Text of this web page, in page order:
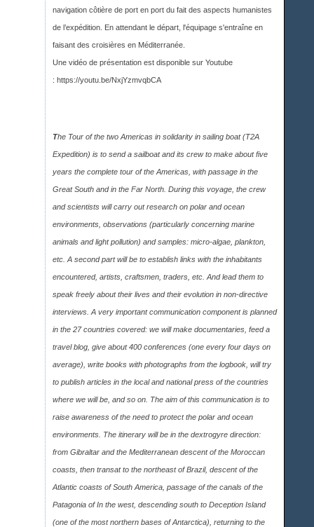
navigation côtière de port en port du fait des aspects humanistes
de l’expédition. En attendant le départ, l'équipage s'entraîne en
faisant des croisières en Méditerranée.
Une vidéo de présentation est disponible sur Youtube
: https://youtu.be/NxjYzmvqbCA
The Tour of the two Americas in solidarity in sailing boat (T2A
Expedition) is to send a sailboat and its crew to make about five
years the complete tour of the Americas, with passage in the
Great South and in the Far North. During this voyage, the crew
and scientists will carry out research on polar and ocean
environments, observations (particularly concerning marine
animals and light pollution) and samples: micro-algae, plankton,
etc. A second part will be to establish links with the inhabitants
encountered, artists, craftsmen, traders, etc. And lead them to
speak freely about their lives and their evolution in non-directive
interviews. A very important communication component is planned
in the 27 countries covered: we will make documentaries, feed a
travel blog, give about 400 conferences (one every four days on
average), write books with photographs from the logbook, will try
to publish articles in the local and national press of the countries
where we will be, and so on. The aim of this communication is to
raise awareness of the need to protect the polar and ocean
environments. The itinerary will be in the dextrogyre direction:
from Gibraltar and the Mediterranean descent of the Moroccan
coasts, then transat to the northeast of Brazil, descent of the
Atlantic coasts of South America, passage of the canals of the
Patagonia of In the west, descending south to Deception Island
(one of the most northern bases of Antarctica), returning to the